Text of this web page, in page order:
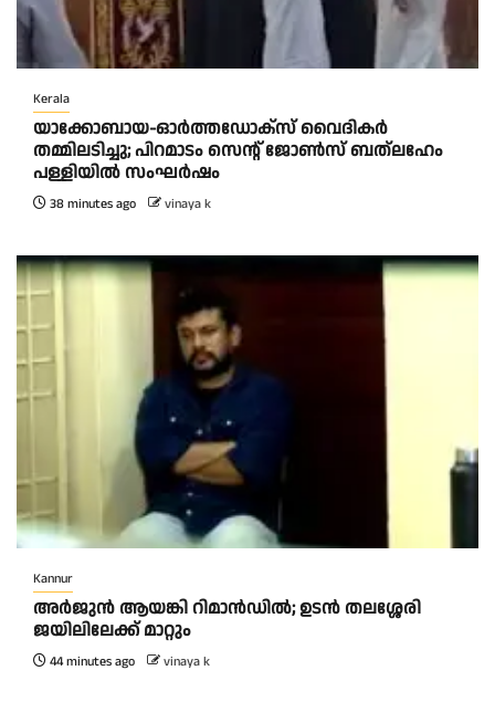
Kerala
യാക്കോബായ-ഓർത്തഡോക്സ് വൈദികർ
തമ്മിലടിച്ചു; പിറമാടം സെന്റ്‌ ജോൺസ് ബത്ലഹേം
പള്ളിയിൽ സംഘർഷം
38 minutes ago vinaya k
Kannur
അര്‍ജുന്‍ ആയങ്കി റിമാന്‍ഡില്‍; ഉടന്‍ തലശ്ശേരി
ജയിലിലേക്ക് മാറ്റും
44 minutes ago vinaya k